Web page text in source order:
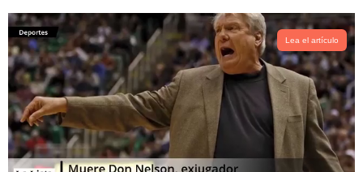
i
t
t
e
r
a
t
s
a
p
p
Lea el artículo